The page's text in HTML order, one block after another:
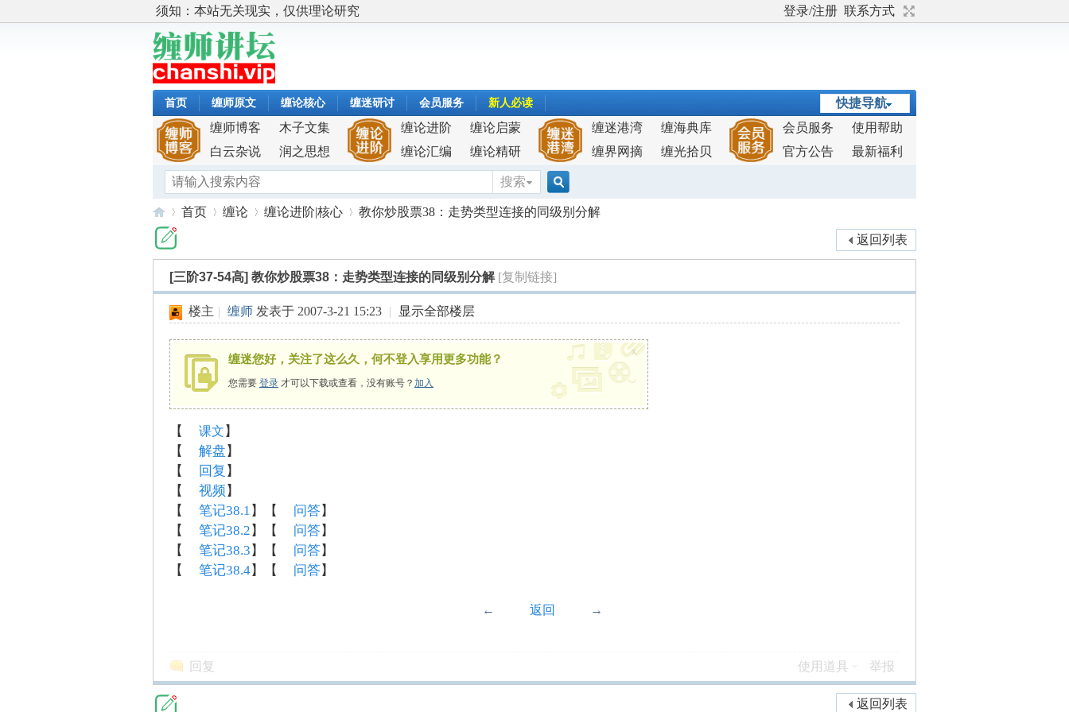
须知：本站无关现实，仅供理论研究 登录/注册 联系方式
快捷导航
首页 缠师原文 缠论核心 缠迷研讨 会员服务 新人必读
缠师博客
木子文集
白云杂说
润之思想
缠论进阶
缠论启蒙
缠论汇编
缠论精研
缠迷港湾
缠海典库
缠界网摘
缠光拾贝
会员服务
使用帮助
官方公告
最新福利
搜索
搜
索
首页
›
缠论
›
缠论进阶|核心
›
教你炒股票38：走势类型连接的同级别分解
返回列表
[三阶37-54高] 教你炒股票38：走势类型连接的同级别分解 [复制链接]
楼主 | 缠师 发表于 2007-3-21 15:23 | 显示全部楼层
缠迷您好，关注了这么久，何不登入享用更多功能？
您需要 登录 才可以下载或查看，没有账号？ 加入
x
【 课文 】
【
解盘 】
【
回复 】
【
视频 】
【
笔记38.1 】【 问答】
【
笔记38.2 】【 问答】
【
笔记38.3 】【 问答】
【
笔记38.4】【 问答】
← 返回 →
回复 使用道具 举报
返回列表